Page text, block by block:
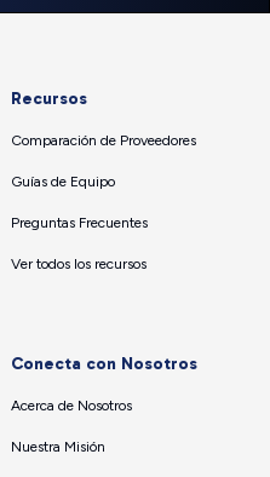
Recursos
Comparación de Proveedores
Guías de Equipo
Preguntas Frecuentes
Ver todos los recursos
Conecta con Nosotros
Acerca de Nosotros
Nuestra Misión